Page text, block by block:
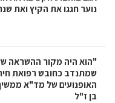
נוער חגגו את הקיץ ואת שנת ה-100 של
"הוא היה מקור ההשראה
שמתנדב כחובש רפואת
האופנועים של מד"א
בן ז"ל